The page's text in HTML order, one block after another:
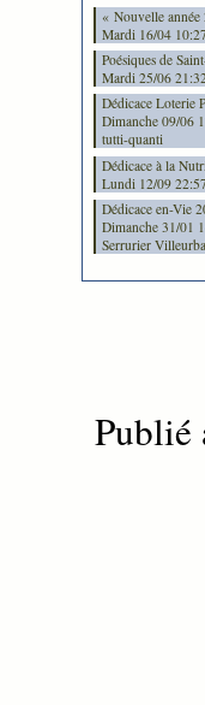
« Nouvelle
Mardi 16/04
Poésiques de
Mardi 25/06
Dédicace Loterie
Dimanche 09/06
tutti-quanti
Dédicace à la
Lundi 12/09
Dédicace en-Vie
Dimanche 31/01
Serrurier
Publié